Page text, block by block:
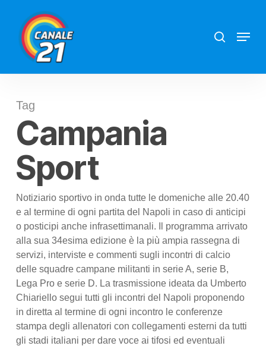
main
content
Menu
Tag
Campania
Sport
Notiziario sportivo in onda tutte le domeniche alle 20.40
e al termine di ogni partita del Napoli in caso di anticipi
o posticipi anche infrasettimanali. Il programma arrivato
alla sua 34esima edizione è la più ampia rassegna di
servizi, interviste e commenti sugli incontri di calcio
delle squadre campane militanti in serie A, serie B,
Lega Pro e serie D. La trasmissione ideata da Umberto
Chiariello segui tutti gli incontri del Napoli proponendo
in diretta al termine di ogni incontro le conferenze
stampa degli allenatori con collegamenti esterni da tutti
gli stadi italiani per dare voce ai tifosi ed eventuali